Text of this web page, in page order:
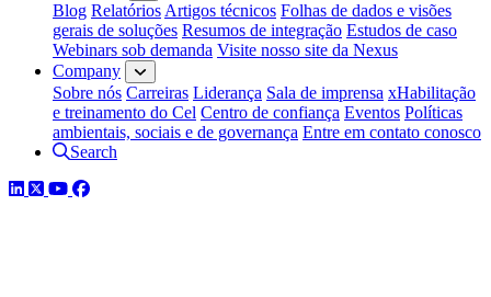
Blog Relatórios Artigos técnicos Folhas de dados e visões
gerais de soluções Resumos de integração Estudos de caso
Webinars sob demanda Visite nosso site da Nexus
Company
Sobre nós Carreiras Liderança Sala de imprensa xHabilitação
e treinamento do Cel Centro de confiança Eventos Políticas
ambientais, sociais e de governança Entre em contato conosco
Search
LinkedIn
TwitterYouTube
Facebook